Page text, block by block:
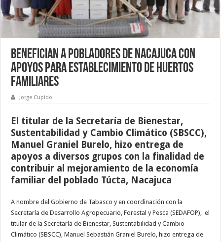
Benefician a pobladores de Nacajuca con
apoyos para establecimiento de Huertos
Familiares
Jorge Cupido
El titular de la Secretaría de Bienestar,
Sustentabilidad y Cambio Climático (SBSCC),
Manuel Graniel Burelo, hizo entrega de
apoyos a diversos grupos con la finalidad de
contribuir al mejoramiento de la economía
familiar del poblado Túcta, Nacajuca
A nombre del Gobierno de Tabasco y en coordinación con la
Secretaría de Desarrollo Agropecuario, Forestal y Pesca (SEDAFOP), el
titular de la Secretaría de Bienestar, Sustentabilidad y Cambio
Climático (SBSCC), Manuel Sebastián Graniel Burelo, hizo entrega de